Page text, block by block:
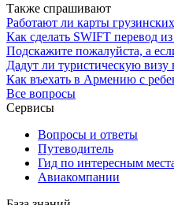
Также спрашивают
Работают ли карты
Как сделать SWIFT перевод
Подскажите пожалуйста, а
Дадут ли туристическую визу
Как въехать в Армению с
Все вопросы
Сервисы
Вопросы и ответы
Путеводитель
Гид по интересным
Авиакомпании